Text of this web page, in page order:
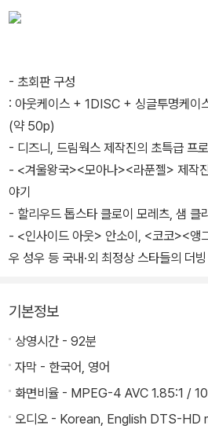
- 초회판 구성
: 아웃케이스 + 1DISC + 싱글투명케이
(약 50p)
- 디즈니, 드림웍스 제작진의 초특급 프
- <겨울왕국><모아나><라푼젤> 제작
야기
- 할리우드 톱스타 클로이 모레츠, 샘 클
- <인사이드 아웃> 안소이, <코코><앵
우 성우 등 국내·외 최정상 스타들의 더
기본정보
상영시간 - 92분
자막 - 한국어, 영어
화면비율 - MPEG-4 AVC 1.85:1 /
오디오 - Korean, English DTS-HD